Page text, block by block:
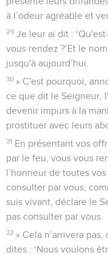
à l’odeur agréable et
29 Je leur ai dit :
vous rendez ?’Et le
jusqu'à aujourd’hui.
30 » C'est pourquoi,
ce que dit le Seigneur,
devenir impurs à la
prostituer avec leurs
31 En présentant vos
par le feu, vous vous
l’honneur de toutes
consulter par vous,
suis vivant, déclare le
pas consulter par vous.
32 » Cela n’arrivera
dites : ‘Nous voulons